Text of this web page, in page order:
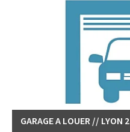
GARAGE A LOUER // LYON 2